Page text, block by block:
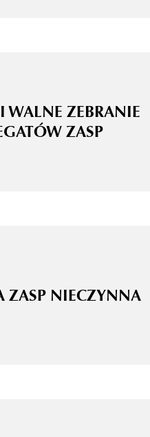
WALNE ZEBRANIE
ZASP
ZASP NIECZYNNA